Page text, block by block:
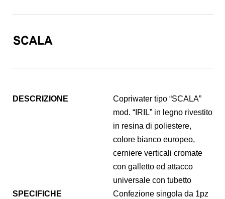
DESCRIZIONE
Copriwater tipo “SCALA”
mod. “IRIL” in legno rivestito
in resina di poliestere,
colore bianco europeo,
cerniere verticali cromate
con galletto ed attacco
universale con tubetto
SPECIFICHE
Confezione singola da 1pz